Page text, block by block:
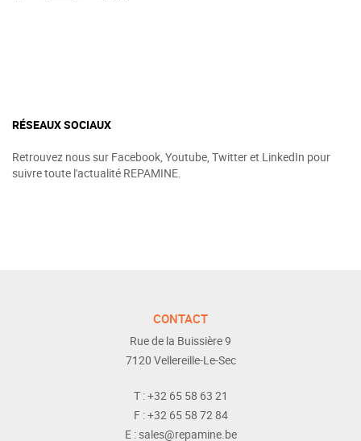
RÉSEAUX SOCIAUX
Retrouvez nous sur Facebook, Youtube, Twitter et LinkedIn pour
suivre toute l'actualité REPAMINE.
CONTACT
Rue de la Buissière 9
7120 Vellereille-Le-Sec
T :+32 65 58 63 21
F :+32 65 58 72 84
E :sales@repamine.be